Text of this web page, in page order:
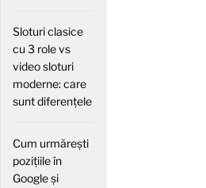
Sloturi clasice
cu 3 role vs
video sloturi
moderne: care
sunt diferențele
Cum urmărești
pozițiile în
Google și